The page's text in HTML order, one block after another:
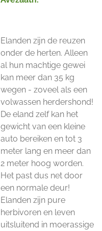
Elanden zijn de reuzen
onder de herten. Alleen
al hun machtige gewei
kan meer dan 35 kg
wegen - zoveel als een
volwassen herdershond!
De eland zelf kan het
gewicht van een kleine
auto bereiken en tot 3
meter lang en meer dan
2 meter hoog worden.
Het past dus net door
een normale deur!
Elanden zijn pure
herbivoren en leven
uitsluitend in moerassige